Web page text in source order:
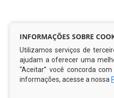
INFORMAÇÕES SOBRE
Utilizamos serviços de
ajudam a oferecer uma
“Aceitar” você concorda
informações, acesse a nossa